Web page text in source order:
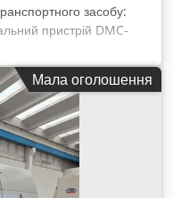
засобу:
пристрій DMC-
Позиція 2:
UNISAND K-I
Мала оголошення